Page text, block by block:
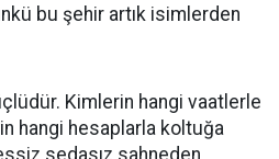
bu şehir artık isimlerden
Kimlerin hangi vaatlerle
hangi hesaplarla koltuğa
sedasız sahneden